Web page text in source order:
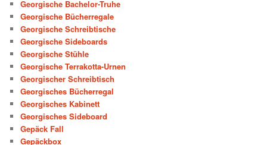
Georgische Bachelor-Truhe
Georgische Bücherregale
Georgische Schreibtische
Georgische Sideboards
Georgische Stühle
Georgische Terrakotta-Urnen
Georgischer Schreibtisch
Georgisches Bücherregal
Georgisches Kabinett
Georgisches Sideboard
Gepäck Fall
Gepäckbox